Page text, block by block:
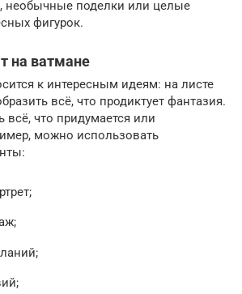
необычные поделки или целые
фигурок.
на ватмане
к интересным идеям: на листе
всё, что продиктует фантазия.
всё, что придумается или
можно использовать